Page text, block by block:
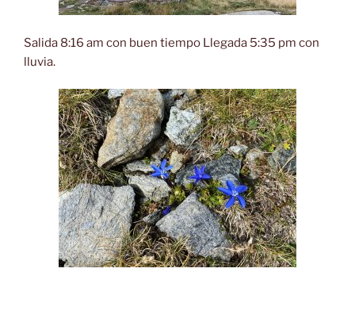
Salida 8:16 am con buen tiempo Llegada 5:35 pm con
lluvia.